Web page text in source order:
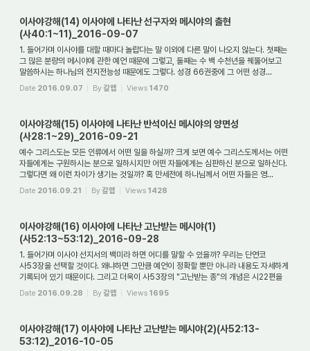
이사야강해(14) 이사야에 나타난 선구자와 메시야의 출현
(사40:1~11)_2016-09-07
1. 들어가며 이사야를 대할 때마다 놀랍다는 말 이외에 다른 말이 나오지 않는다. 첫째는
그 많은 분량의 메시야에 관한 예언 때문에 그렇고, 둘째는 수 백 수천년을 꿰뚫어보고
말씀하시는 하나님의 전지전능성 때문에도 그렇다. 성경 66권중에 그 어떤 성경...
Date 2016.09.07 By갈렙 Views 1470
이사야강해(15) 이사야에 나타난 반석이신 메시야의 양면성
(사28:1~29)_2016-09-21
예수 그리스도는 모든 인류에서 어떤 일을 하실까? 크게 보면 예수 그리스도께서는 어떤
자들에게는 구원하시는 분으로 일하시지만 어떤 자들에게는 심판하신 분으로 일하신다.
그렇다면 왜 이런 차이가 생기는 것일까? 혹 만세전에 하나님께서 어떤 자들은 영...
Date 2016.09.21 By갈렙 Views 1428
이사야강해(16) 이사야에 나타난 고난받는 메시야(1)
(사52:13~53:12)_2016-09-28
1. 들어가며 이사야 선지서의 백미라 하면 어디를 말할 수 있을까? 우리는 단연코
사53장을 선택할 것이다. 왜냐하면 그만큼 예언이 정확할 뿐만 아니라 내용도 자세하게
기록되어 있기 때문이다. 그리고 더욱이 사53장의 "고난받는 종"의 개념은 시22편을
Date 2016.09.28 By갈렙 Views 1695
이사야강해(17) 이사야에 나타난 고난받는 메시야(2)(사52:13-
53:12)_2016-10-05